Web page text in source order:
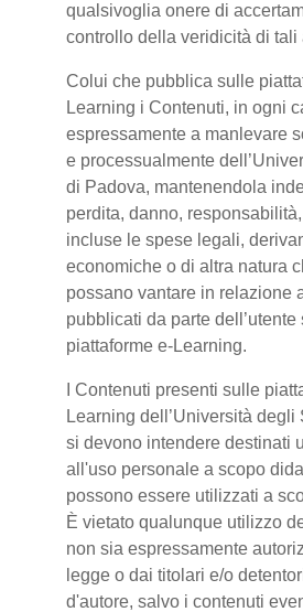
qualsivoglia onere di
controllo della veridicità di tali
Colui che pubblica sulle
Learning i Contenuti, in ogni
espressamente a manlevare
e processualmente
di Padova, mantenendola
perdita, danno,
incluse le spese legali,
economiche o di altra natura
possano vantare in relazione
pubblicati da parte dell’utente
piattaforme e-Learning.
I Contenuti presenti sulle
Learning dell’Università degli
si devono intendere destinati
all'uso personale a scopo
possono essere utilizzati a
È vietato qualunque utilizzo
non sia espressamente
legge o dai titolari e/o
d'autore, salvo i contenuti